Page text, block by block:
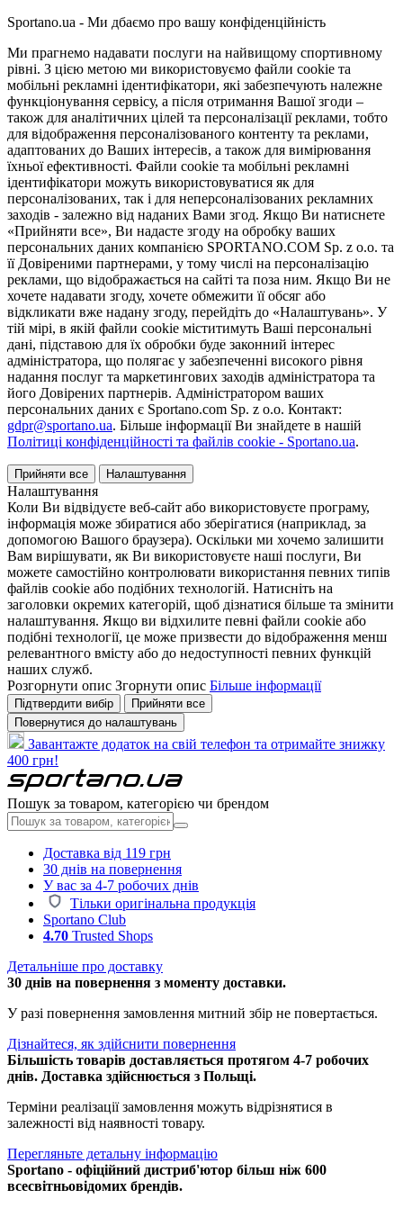
Sportano.ua - Ми дбаємо про вашу конфіденційність
Ми прагнемо надавати послуги на найвищому спортивному
рівні. З цією метою ми використовуємо файли cookie та
мобільні рекламні ідентифікатори, які забезпечують належне
функціонування сервісу, а після отримання Вашої згоди –
також для аналітичних цілей та персоналізації реклами, тобто
для відображення персоналізованого контенту та реклами,
адаптованих до Ваших інтересів, а також для вимірювання
їхньої ефективності. Файли cookie та мобільні рекламні
ідентифікатори можуть використовуватися як для
персоналізованих, так і для неперсоналізованих рекламних
заходів - залежно від наданих Вами згод. Якщо Ви натиснете
«Прийняти все», Ви надасте згоду на обробку ваших
персональних даних компанією SPORTANO.COM Sp. z o.o. та
її Довіреними партнерами, у тому числі на персоналізацію
реклами, що відображається на сайті та поза ним. Якщо Ви не
хочете надавати згоду, хочете обмежити її обсяг або
відкликати вже надану згоду, перейдіть до «Налаштувань». У
тій мірі, в якій файли cookie міститимуть Ваші персональні
дані, підставою для їх обробки буде законний інтерес
адміністратора, що полягає у забезпеченні високого рівня
надання послуг та маркетингових заходів адміністратора та
його Довірених партнерів. Адміністратором ваших
персональних даних є Sportano.com Sp. z o.o. Контакт:
gdpr@sportano.ua. Більше інформації Ви знайдете в нашій
Політиці конфіденційності та файлів cookie - Sportano.ua.
Прийняти все Налаштування
Налаштування
Коли Ви відвідуєте веб-сайт або використовуєте програму,
інформація може збиратися або зберігатися (наприклад, за
допомогою Вашого браузера). Оскільки ми хочемо залишити
Вам вирішувати, як Ви використовуєте наші послуги, Ви
можете самостійно контролювати використання певних типів
файлів cookie або подібних технологій. Натисніть на
заголовки окремих категорій, щоб дізнатися більше та змінити
налаштування. Якщо ви відхилите певні файли cookie або
подібні технології, це може призвести до відображення менш
релевантного вмісту або до недоступності певних функцій
наших служб.
Розгорнути опис Згорнути опис Більше інформації
Підтвердити вибір
Прийняти все
Повернутися до налаштувань
Завантажте додаток на свій телефон та отримайте знижку
400 грн!
Пошук за товаром, категорією чи брендом
Доставка від 119 грн
30 днів на повернення
У вас за 4-7 робочих днів
Тільки оригінальна продукція
Sportano Club
4.70 Trusted Shops
Детальніше про доставку
30 днів на повернення з моменту доставки.
У разі повернення замовлення митний збір не повертається.
Дізнайтеся, як здійснити повернення
Більшість товарів доставляється протягом 4-7 робочих
днів. Доставка здійснюється з Польщі.
Терміни реалізації замовлення можуть відрізнятися в
залежності від наявності товару.
Перегляньте детальну інформацію
Sportano - офіційний дистриб'ютор більш ніж 600
всесвітньовідомих брендів.